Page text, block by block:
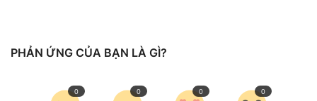
PHẢN ỨNG CỦA BẠN LÀ GÌ?
0 0 0 0